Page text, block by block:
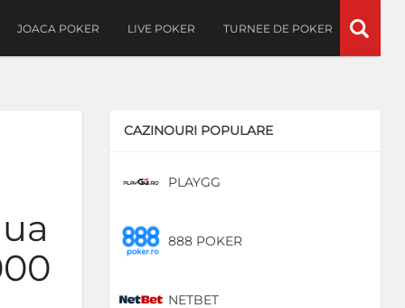
JOACA POKER LIVE POKER TURNEE DE POKER
CAZINOURI POPULARE
PLAYGG
888 POKER
NETBET